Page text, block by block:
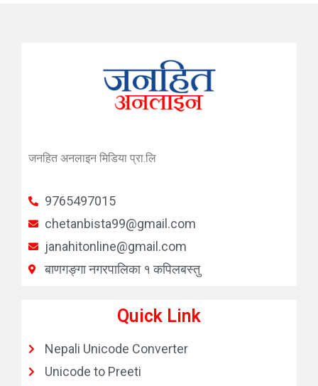
जनहित अनलाइन मिडिया प्रा.लि
9765497015
chetanbista99@gmail.com
janahitonline@gmail.com
बाणगङ्गा नगरपालिका १ कपिलबस्तु
Quick Link
Nepali Unicode Converter
Unicode to Preeti